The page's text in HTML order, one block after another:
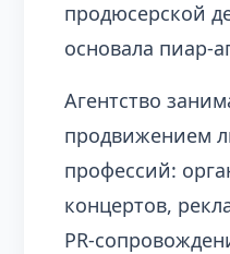
продюсерской
основала пиар-
Агентство
продвижением
профессий:
концертов,
PR-